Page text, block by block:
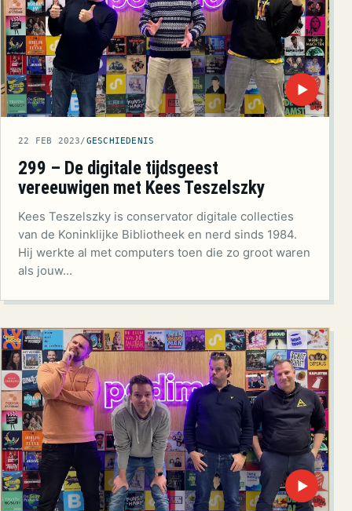
▶
22 FEB 2023/GESCHIEDENIS
299 – De digitale tijdsgeest
vereeuwigen met Kees Teszelszky
Kees Teszelszky is conservator digitale collecties
van de Koninklijke Bibliotheek en nerd sinds 1984.
Hij werkte al met computers toen die zo groot waren
als jouw…
▶